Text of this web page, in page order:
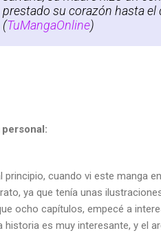
prestado su corazón hasta el
(TuMangaOnline)
principio, cuando vi este manga
ya que tenía unas
ocho capítulos, empecé a
historia es muy interesante, y el